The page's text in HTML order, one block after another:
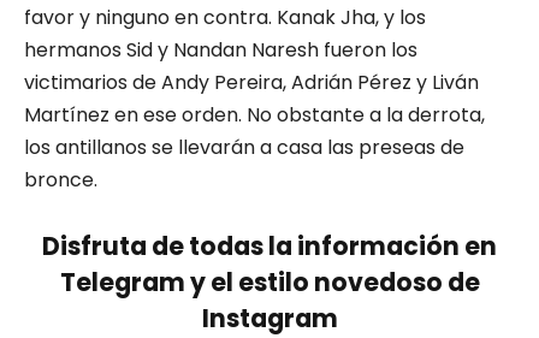
favor y ninguno en contra. Kanak Jha, y los
hermanos Sid y Nandan Naresh fueron los
victimarios de Andy Pereira, Adrián Pérez y Liván
Martínez en ese orden. No obstante a la derrota,
los antillanos se llevarán a casa las preseas de
bronce.
Disfruta de todas la información en
Telegram y el estilo novedoso de
Instagram